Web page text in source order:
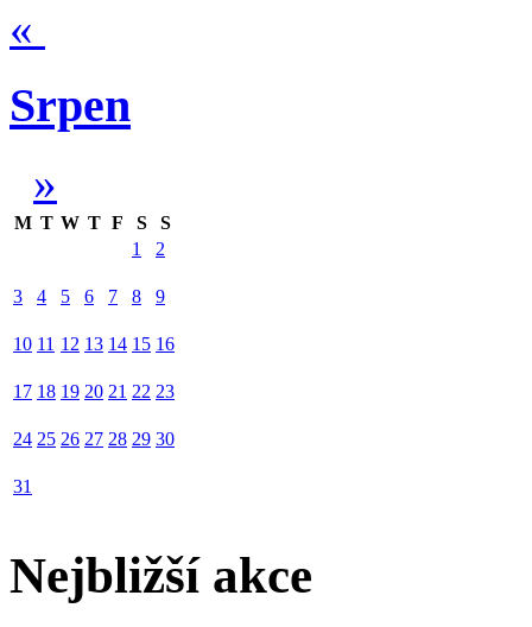
«
Srpen
»
M T W T F S
S
1
2
3 4 5 6 7 8 9
10 11 12 13 14 15 16
17 18 19 20 21 22 23
24 25 26 27 28 29 30
31
Nejbližší akce